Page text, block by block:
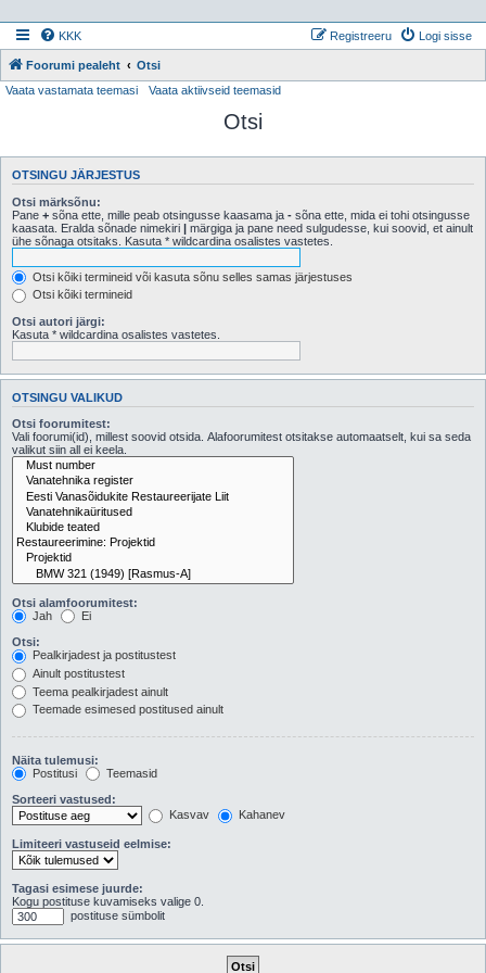
KKK Logi sisse
Registreeru
Foorumi pealeht
Otsi
Vaata vastamata teemasi
Vaata aktiivseid teemasid
Otsi
OTSINGU JÄRJESTUS
Otsi märksõnu:
Pane + sõna ette, mille peab otsingusse kaasama ja - sõna ette, mida ei tohi otsingusse
kaasata. Eralda sõnade nimekiri | märgiga ja pane need sulgudesse, kui soovid, et ainult
ühe sõnaga otsitaks. Kasuta * wildcardina osalistes vastetes.
Otsi kõiki termineid või kasuta sõnu selles samas järjestuses
Otsi kõiki termineid
Otsi autori järgi:
Kasuta * wildcardina osalistes vastetes.
OTSINGU VALIKUD
Otsi foorumitest:
Vali foorumi(id), millest soovid otsida. Alafoorumitest otsitakse automaatselt, kui sa seda
valikut siin all ei keela.
Otsi alamfoorumitest:
Jah
Ei
Otsi:
Pealkirjadest ja postitustest
Ainult postitustest
Teema pealkirjadest ainult
Teemade esimesed postitused ainult
Näita tulemusi:
Postitusi
Teemasid
Sorteeri vastused:
Kasvav
Kahanev
Limiteeri vastuseid eelmise:
Tagasi esimese juurde:
Kogu postituse kuvamiseks valige 0.
postituse sümbolit